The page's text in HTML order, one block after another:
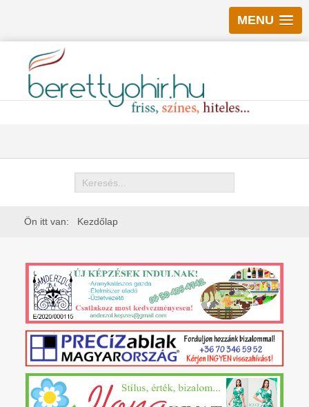
MENU
Keresés
Ön itt van: Kezdőlap